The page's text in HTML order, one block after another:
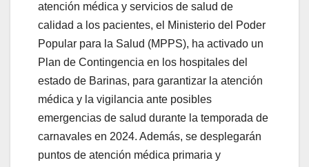
atención médica y servicios de salud de
calidad a los pacientes, el Ministerio del Poder
Popular para la Salud (MPPS), ha activado un
Plan de Contingencia en los hospitales del
estado de Barinas, para garantizar la atención
médica y la vigilancia ante posibles
emergencias de salud durante la temporada de
carnavales en 2024. Además, se desplegarán
puntos de atención médica primaria y